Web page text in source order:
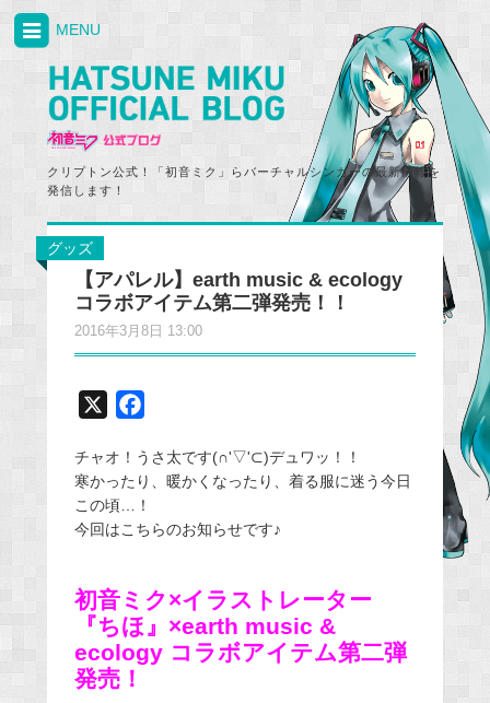
クリプトン公式！「初音ミク」らバーチャルシンガーの最新情報を
発信します！
MENU
グッズ
【アパレル】earth music & ecology
コラボアイテム第二弾発売！！
2016年3月8日 13:00
c
e
k
チャオ！うさ太です(∩'▽'⊂)デュワッ！！
寒かったり、暖かくなったり、着る服に迷う今日
この頃…！
今回はこちらのお知らせです♪
初音ミク×イラストレーター
『ちほ』×earth music &
ecology コラボアイテム第二弾
発売！